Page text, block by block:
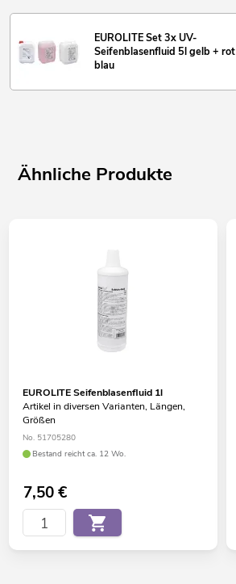
EUROLITE Set 3x UV-
Seifenblasenfluid 5l gelb +
blau
Ähnliche Produkte
EUROLITE Seifenblasenfluid 1l
Artikel in diversen Varianten, Längen,
Größen
No. 51705280
Bestand reicht ca. 12 Wo.
7,50€